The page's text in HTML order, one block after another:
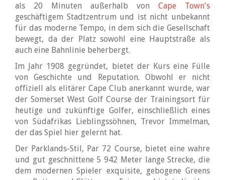
als 20 Minuten außerhalb von Cape Town's
geschäftigem Stadtzentrum und ist nicht unbekannt
für das moderne Tempo, in dem sich die Gesellschaft
bewegt, da der Platz sowohl eine Hauptstraße als
auch eine Bahnlinie beherbergt.
Im Jahr 1908 gegründet, bietet der Kurs eine Fülle
von Geschichte und Reputation. Obwohl er nicht
offiziell als elitärer Cape Club anerkannt wurde, war
der Somerset West Golf Course der Trainingsort für
heutige und zukünftige Golfer, einschließlich eines
von Südafrikas Lieblingssöhnen, Trevor Immelman,
der das Spiel hier gelernt hat.
Der Parklands-Stil, Par 72 Course, bietet eine wahre
und gut geschnittene 5 942 Meter lange Strecke, die
dem modernen Spieler exquisite, gebogene Greens